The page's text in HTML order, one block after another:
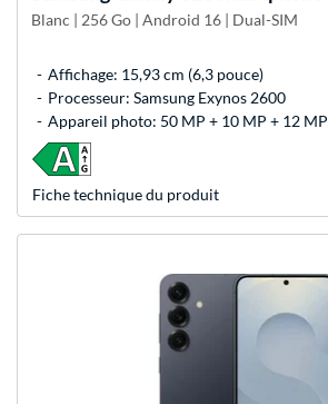
Blanc | 256 Go | Android 16 | Dual-SIM
Affichage: 15,93 cm (6,3 pouce)
Processeur: Samsung Exynos 2600
Appareil photo: 50 MP + 10 MP + 12 MP
Fiche technique du produit